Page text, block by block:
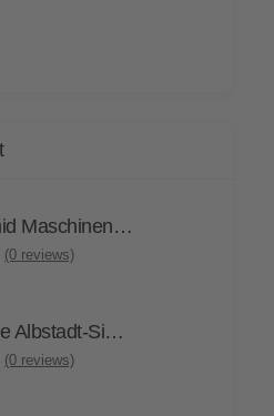
Emil Schmid Maschi­nen­bau GmbH & Co. KG
(0 reviews)
Hoch­schu­le Albstadt-Sigmaringen
(0 reviews)